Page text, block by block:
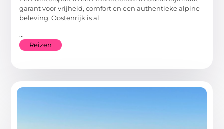
garant voor vrijheid, comfort en een authentieke alpine
beleving. Oostenrijk is al
...
Reizen